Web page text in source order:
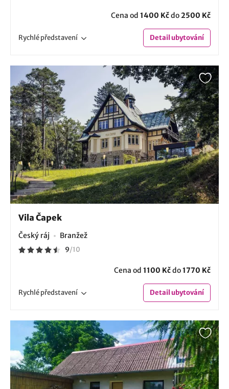
Cena od 1400 Kčdo2500 Kč
Rychlépředstavení Detailubytování
Vila Čapek
Český ráj Branžež
9/10
Cena od 1100 Kčdo1770 Kč
Rychlépředstavení Detailubytování